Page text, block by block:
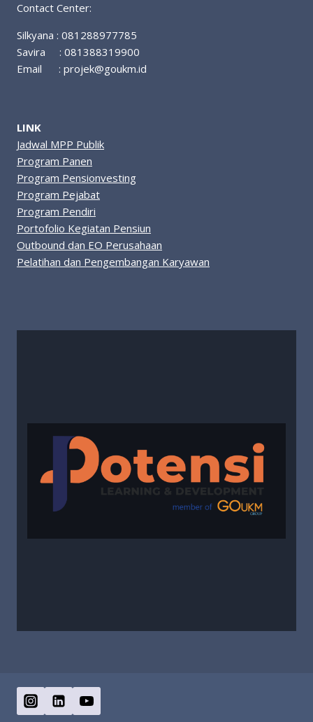
Contact Center:
Silkyana : 081288977785
Savira : 081388319900
Email : projek@goukm.id
LINK
Jadwal MPP Publik
Program Panen
Program Pensionvesting
Program Pejabat
Program Pendiri
Portofolio Kegiatan Pensiun
Outbound dan EO Perusahaan
Pelatihan dan Pengembangan Karyawan